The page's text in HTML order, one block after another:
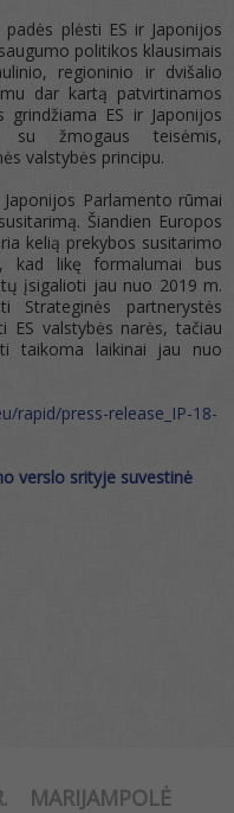
plėsti ES ir Japonijos
politikos klausimais
regioninio ir dvišalio
dar kartą patvirtinamos
grindžiama ES ir Japonijos
su žmogaus teisėmis,
valstybės principu.
Parlamento rūmai
Šiandien Europos
kelią prekybos susitarimo
kad likę formalumai bus
įsigalioti jau nuo 2019 m.
partnerystės
valstybės narės, tačiau
taikoma laikinai jau nuo
rapid/press-release_IP-18-
verslo srityje suvestinė
MARIJAMPOLĖ